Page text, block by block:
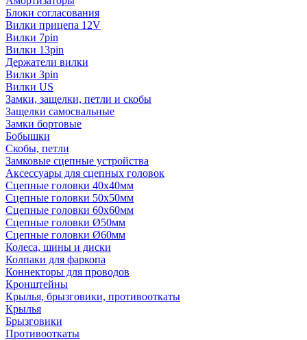
Блоки согласования
Вилки прицепа 12V
Вилки 7pin
Вилки 13pin
Держатели вилки
Вилки 3pin
Вилки US
Замки, защелки, петли и скобы
Защелки самосвальные
Замки бортовые
Бобышки
Скобы, петли
Замковые сцепные устройства
Аксессуары для сцепных головок
Сцепные головки 40x40мм
Сцепные головки 50x50мм
Сцепные головки 60x60мм
Сцепные головки Ø50мм
Сцепные головки Ø60мм
Колеса, шины и диски
Колпаки для фаркопа
Коннекторы для проводов
Кронштейны
Крылья, брызговики, противооткаты
Крылья
Брызговики
Противооткаты